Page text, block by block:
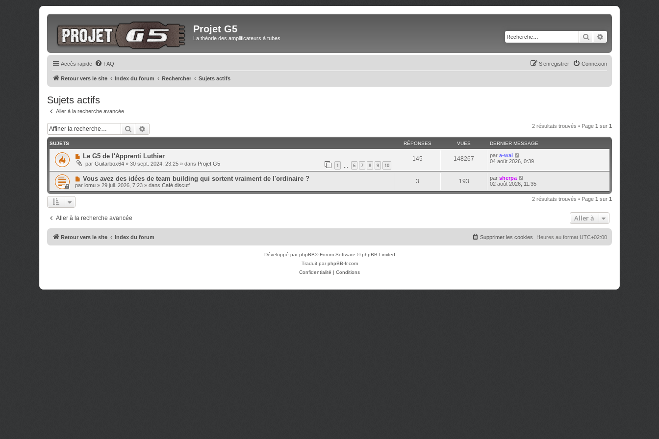
Projet G5
La théorie des amplificateurs à tubes Rechercher
Accès rapide FAQ Connexion
S’enregistrer
Retour vers le site Index du forum Rechercher Sujets actifs
Sujets actifs
Aller à la recherche avancée
Rechercher 2 résultats trouvés • Page 1 sur 1
SUJETS RÉPONSES VUES DERNIER MESSAGE
N
u
v
e
a
u
m
a
Le G5 de l'Apprenti Luthier
par Guitarbox64 » 30 sept. 2024, 23:25 » dans Projet G5 1 6 7 8 9 10
145 148267 par a-wai
04 août 2026, 0:39
N
o
u
v
m
s
s
Vous avez des idées de team building qui sortent vraiment de l'ordinaire ?
par lomu » 29 juil. 2026, 7:23 » dans Café discut'
3 193 par sherpa
02 août 2026, 11:35
2 résultats trouvés • Page 1 sur 1
Aller à la recherche avancée Aller à
Retour vers le site Index du forum Heures au format UTC+02:00
Supprimer les cookies
Développé parphpBB® Forum Software © phpBB Limited
Traduit parphpBB-fr.com
Confidentialité | Conditions